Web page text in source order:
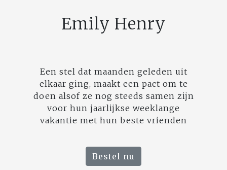
Emily Henry
Een stel dat maanden geleden uit
elkaar ging, maakt een pact om te
doen alsof ze nog steeds samen zijn
voor hun jaarlijkse weeklange
vakantie met hun beste vrienden
Bestel nu